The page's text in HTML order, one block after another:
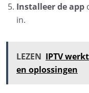
Installeer de app
in.
LEZEN IPTV
en oplossingen